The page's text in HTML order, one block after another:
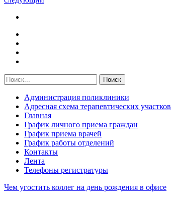
Администрация поликлиники
Адресная схема терапевтических участков
Главная
График личного приема граждан
График приема врачей
График работы отделений
Контакты
Лента
Телефоны регистратуры
Чем угостить коллег на день рождения в офисе